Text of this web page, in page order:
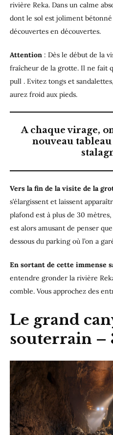
rivière Reka. Dans un calme
dont le sol est joliment bétonné
découvertes en découvertes.
Attention : Dès le début de la
fraîcheur de la grotte. Il ne fait
pull . Evitez tongs et
aurez froid aux pieds.
A chaque virage,
nouveau
Vers la fin de la visite de la
s’élargissent et laissent
plafond est à plus de 30
est alors amusant de penser
dessous du parking où l’on a
En sortant de cette immense
entendre gronder la rivière
comble. Vous approchez des
Le grand
souterrain –